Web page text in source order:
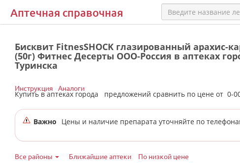
Аптечная справочная
Бисквит FitnesSHOCK глазированный арахис-
(50г) Фитнес Десерты ООО-Россия в аптеках
Туринска
Купить в аптеках города предложений сравнить по цене от 0-
Инструкция Аналоги
Важно Цены и наличие препарата уточняйте по
Все районы Ближайшие аптеки По низкой цене